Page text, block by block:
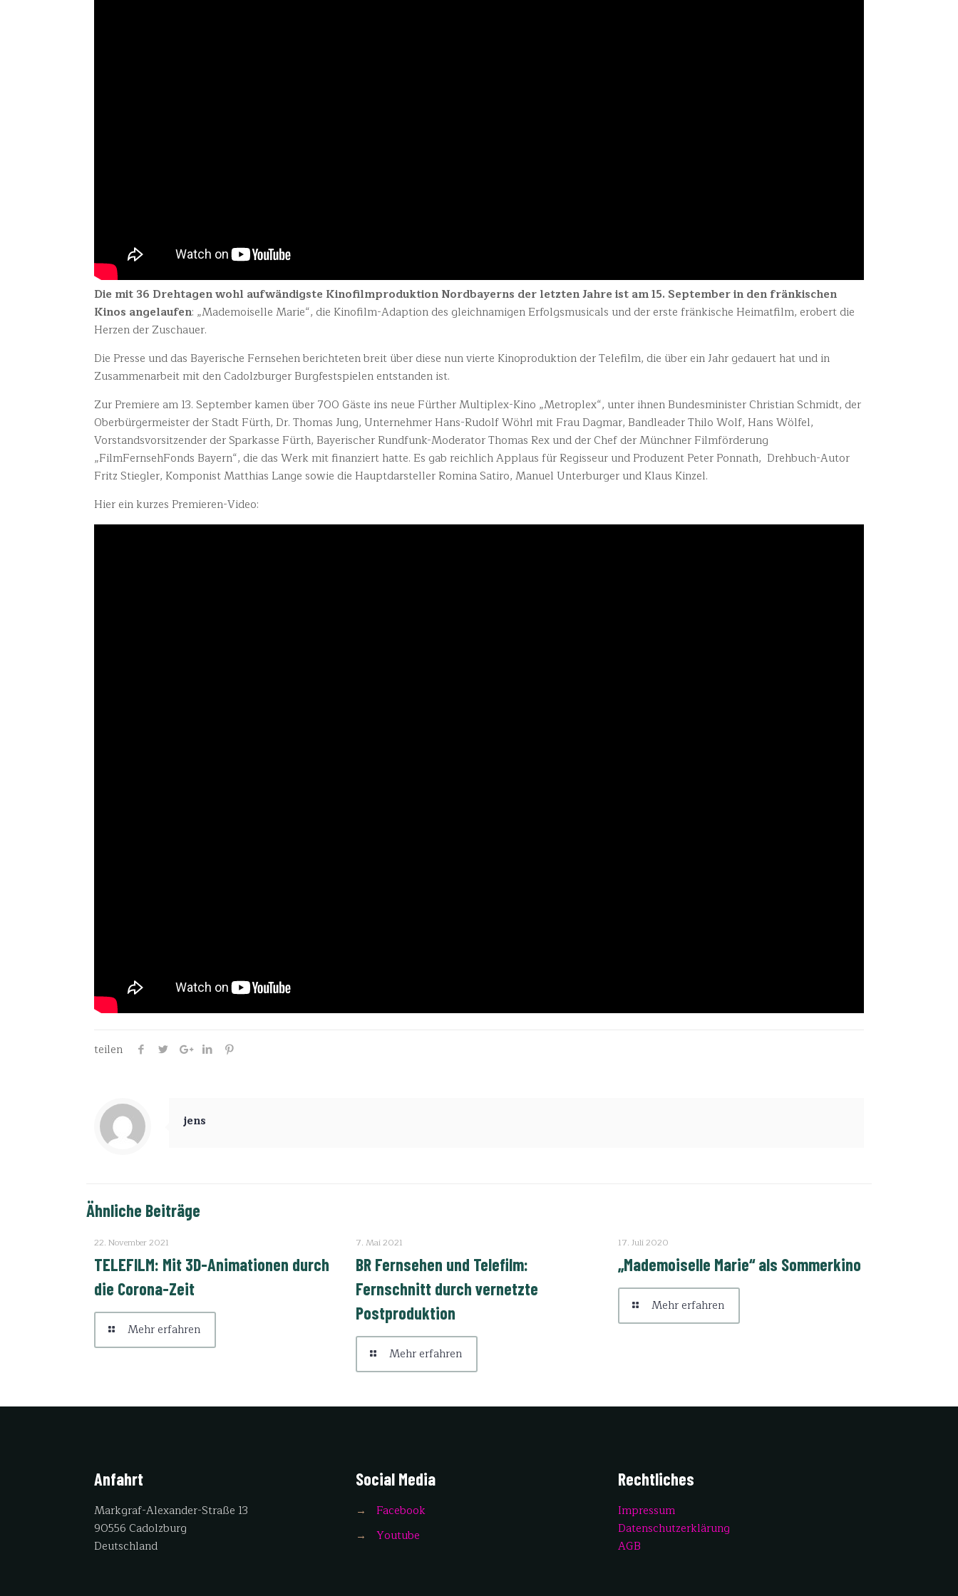
Die mit 36 Drehtagen wohl aufwändigste Kinofilmproduktion Nordbayerns der letzten Jahre ist am 15. September in den fränkischen
Kinos angelaufen: „Mademoiselle Marie“, die Kinofilm-Adaption des gleichnamigen Erfolgsmusicals und der erste fränkische Heimatfilm, erobert die
Herzen der Zuschauer.
Die Presse und das Bayerische Fernsehen berichteten breit über diese nun vierte Kinoproduktion der Telefilm, die über ein Jahr gedauert hat und in
Zusammenarbeit mit den Cadolzburger Burgfestspielen entstanden ist.
Zur Premiere am 13. September kamen über 700 Gäste ins neue Fürther Multiplex-Kino „Metroplex“, unter ihnen Bundesminister Christian Schmidt, der
Oberbürgermeister der Stadt Fürth, Dr. Thomas Jung, Unternehmer Hans-Rudolf Wöhrl mit Frau Dagmar, Bandleader Thilo Wolf, Hans Wölfel,
Vorstandsvorsitzender der Sparkasse Fürth, Bayerischer Rundfunk-Moderator Thomas Rex und der Chef der Münchner Filmförderung
„FilmFernsehFonds Bayern“, die das Werk mit finanziert hatte. Es gab reichlich Applaus für Regisseur und Produzent Peter Ponnath, Drehbuch-Autor
Fritz Stiegler, Komponist Matthias Lange sowie die Hauptdarsteller Romina Satiro, Manuel Unterburger und Klaus Kinzel.
Hier ein kurzes Premieren-Video:
teilen
jens
Ähnliche Beiträge
22. November 2021
TELEFILM: Mit 3D-Animationen durch
die Corona-Zeit
Mehr erfahren
7. Mai 2021
BR Fernsehen und Telefilm:
Fernschnitt durch vernetzte
Postproduktion
Mehr erfahren
17. Juli 2020
„Mademoiselle Marie“ als Sommerkino
Mehr erfahren
Anfahrt
Markgraf-Alexander-Straße 13
90556 Cadolzburg
Deutschland
Social Media
→
Facebook
→
Youtube
Rechtliches
Impressum
Datenschutzerklärung
AGB